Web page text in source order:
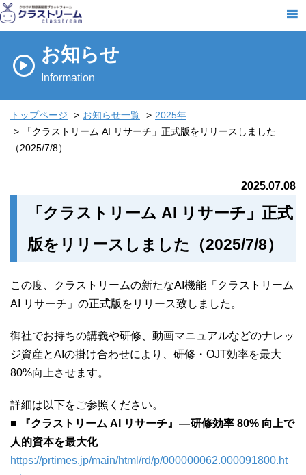
お知らせ
Information
トップページ お知らせ一覧
2025年
「クラストリーム AI リサーチ」正式版をリリースしました
（2025/7/8）
2025.07.08
「クラストリーム AI リサーチ」正式
版をリリースしました（2025/7/8）
この度、クラストリームの新たなAI機能「クラストリーム
AI リサーチ」の正式版をリリース致しました。
御社でお持ちの講義や研修、動画マニュアルなどのナレッ
ジ資産とAIの掛け合わせにより、研修・OJT効率を最大
80%向上させます。
詳細は以下をご参照ください。
■ 『クラストリーム AI リサーチ』 — 研修効率 80% 向上で
人的資本を最大化
https://prtimes.jp/main/html/rd/p/000000062.000091800.ht